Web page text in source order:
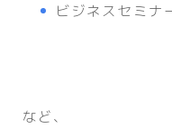
ビジネスセミナ
など、